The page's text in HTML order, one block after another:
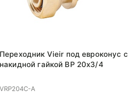
Переходник Vieir под евроконус с
накидной гайкой ВР 20x3/4
VRP204C-A